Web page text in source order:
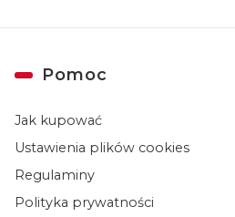
Linki w stopce
Pomoc
Jak kupować
Ustawienia plików cookies
Regulaminy
Polityka prywatności